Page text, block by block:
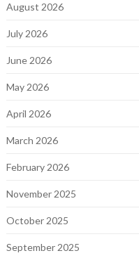
August 2026
July 2026
June 2026
May 2026
April 2026
March 2026
February 2026
November 2025
October 2025
September 2025